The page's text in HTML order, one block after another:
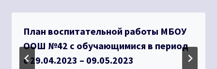
План воспитательной работы МБОУ
ООШ №42 с обучающимися в период
с 29.04.2023 – 09.05.2023